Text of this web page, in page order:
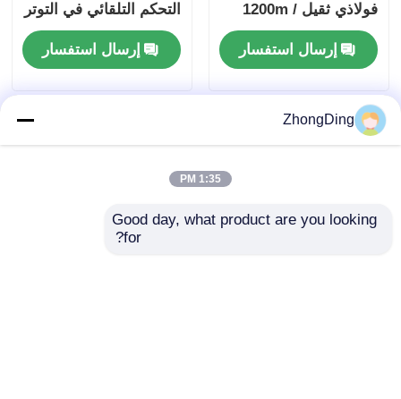
فولاذي ثقيل 1200m /
min
إرسال استفسار
التحكم التلقائي في التوتر
إرسال استفسار
ZhongDing
1:35 PM
Good day, what product are you looking
for?